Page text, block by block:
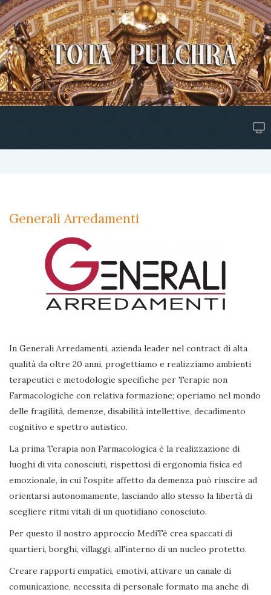
Generali Arredamenti
In Generali Arredamenti, azienda leader nel contract di alta
qualità da oltre 20 anni, progettiamo e realizziamo ambienti
terapeutici e metodologie specifiche per Terapie non
Farmacologiche con relativa formazione; operiamo nel mondo
delle fragilità, demenze, disabilità intellettive, decadimento
cognitivo e spettro autistico.
La prima Terapia non Farmacologica è la realizzazione di
luoghi di vita conosciuti, rispettosi di ergonomia fisica ed
emozionale, in cui l'ospite affetto da demenza può riuscire ad
orientarsi autonomamente, lasciando allo stesso la libertà di
scegliere ritmi vitali di un quotidiano conosciuto.
Per questo il nostro approccio MediTè crea spaccati di
quartieri, borghi, villaggi, all'interno di un nucleo protetto.
Creare rapporti empatici, emotivi, attivare un canale di
comunicazione, necessita di personale formato ma anche di